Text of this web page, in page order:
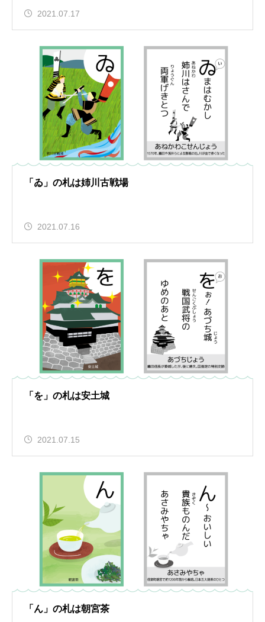
2021.07.17
「ゐ」の札は姉川古戦場
2021.07.16
「を」の札は安土城
2021.07.15
「ん」の札は朝宮茶